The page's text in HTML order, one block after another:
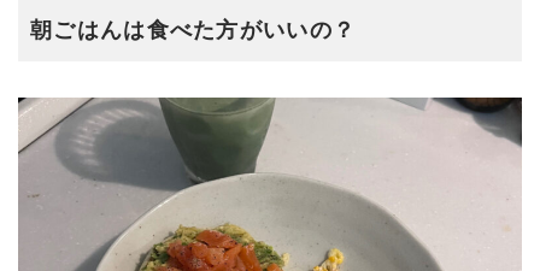
朝ごはんは食べた方がいいの？